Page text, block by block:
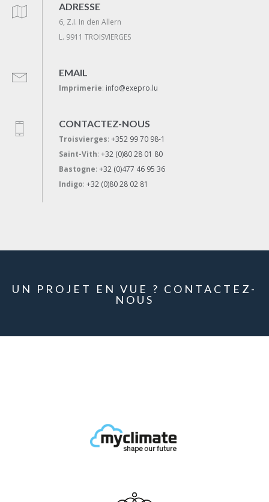
ADRESSE
6, Z.I. In den Allern
L. 9911 TROISVIERGES
EMAIL
Imprimerie: info@exepro.lu
CONTACTEZ-NOUS
Troisvierges: +352 99 70 98-1
Saint-Vith: +32 (0)80 28 01 80
Bastogne: +32 (0)477 46 95 36
Indigo: +32 (0)80 28 02 81
UN PROJET EN VUE ? CONTACTEZ-
NOUS